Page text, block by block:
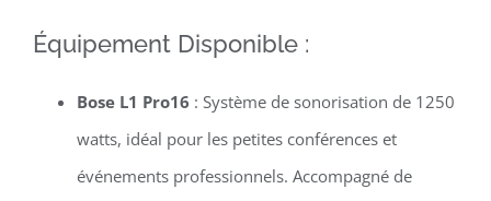
Équipement Disponible :
Bose L1 Pro16 : Système de sonorisation de 1250
watts, idéal pour les petites conférences et
événements professionnels. Accompagné de